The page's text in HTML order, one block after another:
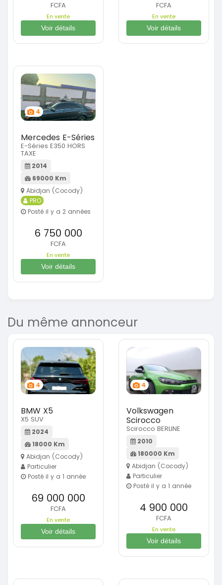
FCFA
En vente
Voir détails
FCFA
En vente
Voir détails
4
Mercedes E-Séries
E-Séries E350 HORS
TAXE
2014
69000 Km
Abidjan (Cocody)
PRO
Posté il y a 2 années
6 750 000
FCFA
En vente
Voir détails
Du même annonceur
4
BMW X5
X5 SUV
2024
18000 Km
Abidjan (Cocody)
Particulier
Posté il y a 1 année
69 000 000
FCFA
En vente
Voir détails
4
Volkswagen
Scirocco
Scirocco BERLINE
2010
180000 Km
Abidjan (Cocody)
Particulier
Posté il y a 1 année
4 900 000
FCFA
En vente
Voir détails